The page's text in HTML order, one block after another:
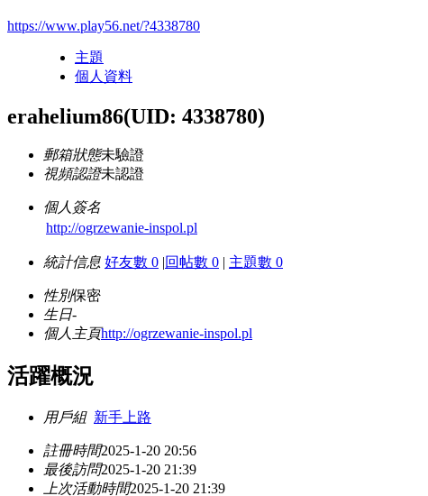
https://www.play56.net/?4338780
主題
個人資料
erahelium86(UID: 4338780)
郵箱狀態未驗證
視頻認證未認證
個人簽名
http://ogrzewanie-inspol.pl
統計信息 好友數 0 |回帖數 0 | 主題數 0
性別保密
生日-
個人主頁http://ogrzewanie-inspol.pl
活躍概況
用戶組 新手上路
註冊時間2025-1-20 20:56
最後訪問2025-1-20 21:39
上次活動時間2025-1-20 21:39